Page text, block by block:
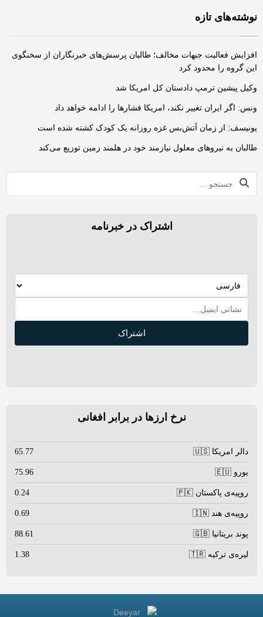
نوشته‌های تازه
افزایش فعالیت‌ جبهات مخالف؛ طالبان پرسش‌های خبرنگاران از سخنگوی
این گروه را محدود کرد
وکیل پیشین ترمپ دادستان کل امریکا شد
ونس: اگر ایران تغییر نکند، امریکا فشارها را ادامه خواهد داد
یونیسف: از زمان آتش‌بس غزه روزانه یک کودک کشته شده است
طالبان به نیروهای معلول نیازمند خود در هلمند زمین توزیع می‌کند
اشتراک در خبرنامه
اشتراک
نرخ ارزها در برابر افغانی
دالر امریکا 🇺🇸 65.77
یورو 🇪🇺 75.96
روپیه‌ی پاکستان 🇵🇰 0.24
روپیه‌ی هند 🇮🇳 0.69
پوند بریتانیا 🇬🇧 88.61
لیره‌ی ترکیه 🇹🇷 1.38